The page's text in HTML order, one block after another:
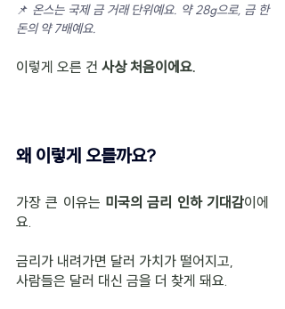
📌 온스는 국제 금 거래 단위예요. 약 28g으로, 금 한
돈의 약 7배예요.
이렇게 오른 건 사상 처음이에요.
왜 이렇게 오를까요?
가장 큰 이유는 미국의 금리 인하 기대감이에
요.
금리가 내려가면 달러 가치가 떨어지고,
사람들은 달러 대신 금을 더 찾게 돼요.